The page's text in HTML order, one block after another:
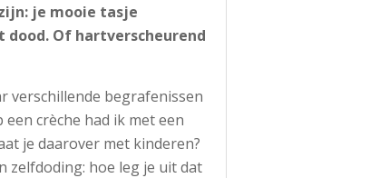
je mooie tasje
Of hartverscheurend
verschillende begrafenissen
crèche had ik met een
je daarover met kinderen?
zelfdoding: hoe leg je uit dat